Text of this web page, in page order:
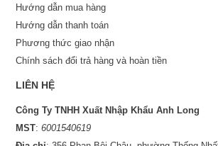
Hướng dẫn mua hàng
Hướng dẫn thanh toán
Phương thức giao nhận
Chính sách đổi trả hàng và hoàn tiền
LIÊN HỆ
Công Ty TNHH Xuất Nhập Khẩu Anh Long
MST: 6001540619